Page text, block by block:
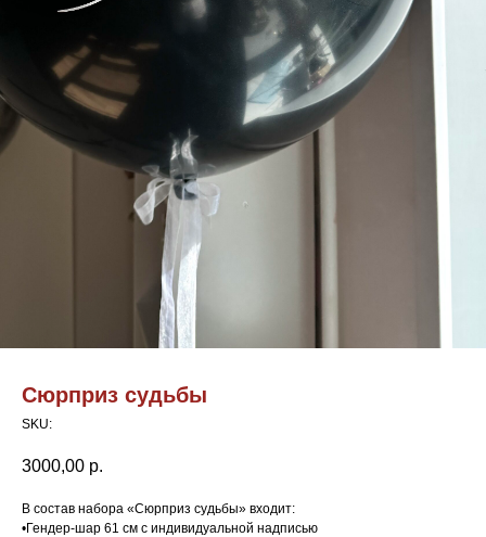
Сюрприз судьбы
SKU:
3000,00 р.
В состав набора «Сюрприз судьбы» входит:
•Гендер-шар 61 см с индивидуальной надписью